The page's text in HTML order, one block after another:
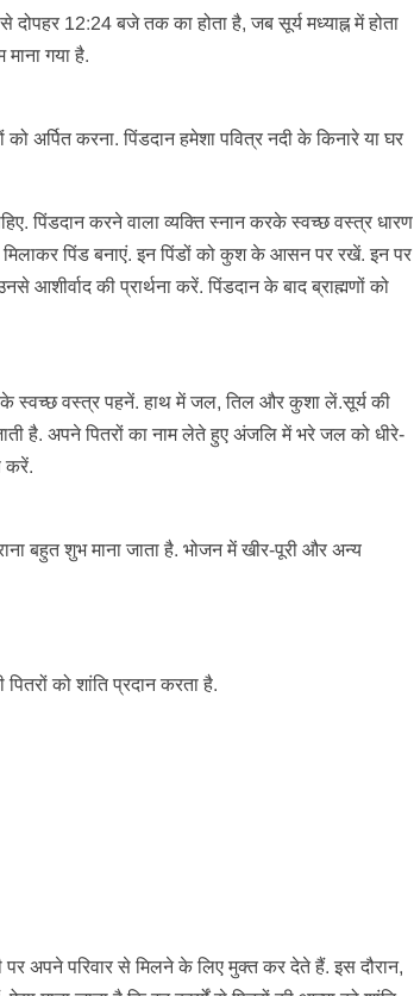
12:24 बजे तक का होता है, जब सूर्य मध्याह्न में होता
गया है.
अर्पित करना. पिंडदान हमेशा पवित्र नदी के किनारे या घर
पिंडदान करने वाला व्यक्ति स्नान करके स्वच्छ वस्त्र धारण
पिंड बनाएं. इन पिंडों को कुश के आसन पर रखें. इन पर
की प्रार्थना करें. पिंडदान के बाद ब्राह्मणों को
स्वच्छ वस्त्र पहनें. हाथ में जल, तिल और कुशा लें.सूर्य की
है. अपने पितरों का नाम लेते हुए अंजलि में भरे जल को धीरे-
करें.
बहुत शुभ माना जाता है. भोजन में खीर-पूरी और अन्य
को शांति प्रदान करता है.
पर अपने परिवार से मिलने के लिए मुक्त कर देते हैं. इस दौरान,